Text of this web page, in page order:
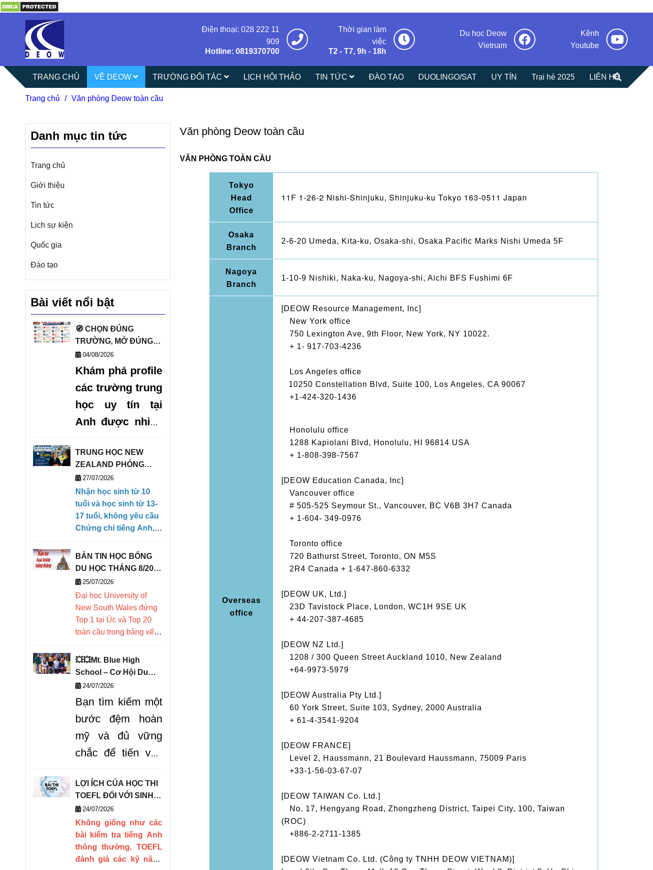
Điện thoại: 028 222 11
909
Hotline: 0819370700
Thời gian làm
việc
T2 - T7, 9h - 18h
Du học Deow
Vietnam
Kênh
Youtube
TRANG CHỦ VỀ DEOW TRƯỜNG ĐỐI TÁC LỊCH HỘI THẢO TIN TỨC ĐÀO TẠO DUOLINGO/SAT UY TÍN Trại hè 2025 LIÊN HỆ
Trang chủ / Văn phòng Deow toàn cầu
Văn phòng Deow toàn cầu
VĂN PHÒNG TOÀN CẦU
Tokyo
Head
Office
11F 1-26-2 Nishi-Shinjuku, Shinjuku-ku Tokyo 163-0511 Japan
Osaka
Branch
2-6-20 Umeda, Kita-ku, Osaka-shi, Osaka Pacific Marks Nishi Umeda 5F
Nagoya
Branch
1-10-9 Nishiki, Naka-ku, Nagoya-shi, Aichi BFS Fushimi 6F
Overseas
office
[DEOW Resource Management, Inc]
New York office
750 Lexington Ave, 9th Floor, New York, NY 10022.
+ 1- 917-703-4236
Los Angeles office
10250 Constellation Blvd, Suite 100, Los Angeles, CA 90067
+1-424-320-1436
Honolulu office
1288 Kapiolani Blvd, Honolulu, HI 96814 USA
+ 1-808-398-7567
[DEOW Education Canada, Inc]
Vancouver office
# 505-525 Seymour St., Vancouver, BC V6B 3H7 Canada
+ 1-604- 349-0976
Toronto office
720 Bathurst Street, Toronto, ON M5S
2R4 Canada + 1-647-860-6332
[DEOW UK, Ltd.]
23D Tavistock Place, London, WC1H 9SE UK
+ 44-207-387-4685
[DEOW NZ Ltd.]
1208 / 300 Queen Street Auckland 1010, New Zealand
+64-9973-5979
[DEOW Australia Pty Ltd.]
60 York Street, Suite 103, Sydney, 2000 Australia
+ 61-4-3541-9204
[DEOW FRANCE]
Level 2, Haussmann, 21 Boulevard Haussmann, 75009 Paris
+33-1-56-03-67-07
[DEOW TAIWAN Co. Ltd.]
No. 17, Hengyang Road, Zhongzheng District, Taipei City, 100, Taiwan
(ROC)
+886-2-2711-1385
[DEOW Vietnam Co. Ltd. (Công ty TNHH DEOW VIETNAM)]
Danh mục tin tức
Trang chủ
Giới thiệu
Tin tức
Lịch sự kiện
Quốc gia
Đào tạo
Bài viết nổi bật
🧭 CHỌN ĐÚNG
TRƯỜNG, MỞ ĐÚNG
TƯƠNG LAI VỚI DANH
SÁCH TRƯỜNG
TRUNG HỌC UY TÍN
TẠI ANH 🧭
04/08/2026
Khám phá profile
các trường trung
học uy tín tại
Anh được nhiều
lựa chọn. Bài
viết tổng hợp
học phí, học
bổng, chương
trình học, ký túc
vào, điểm nổi bật
và cơ hội vào
các trường đại
học danh tiếng
trên thế giới.
TRUNG HỌC NEW
ZEALAND PHỎNG
VẤN HỌC BỔNG TRỰC
TIẾP KỲ THÁNG 1/2027
(28/01/2027- 09/04/2027)
27/07/2026
Nhận học sinh từ 10
tuổi và học sinh từ 13-
17 tuổi, không yêu cầu
Chứng chỉ tiếng Anh,
căn bản để có thể theo
học chương trình
Tiếng Anh tăng cường
điểm trung bình môn
linh hoạt, chào đón học
sinh có thái độ học tập
nghiêm túc.
BẢN TIN HỌC BỔNG
DU HỌC THÁNG 8/2026
- DEOW VIETNAM
25/07/2026
Đại học University of
New South Wales đứng
Top 1 tại Úc và Top 20
toàn cầu trong bảng xếp
thế giới QS, trường
hiện
đang mở ra các
chương trình học bổng
tuyển sinh năm 2027.
💥💥Mt. Blue High
School – Cơ Hội Du
Học Vàng Chinh Phục
THPT Mỹ!
24/07/2026
Bạn tìm kiếm một
bước đệm hoàn
mỹ và đủ vững
chắc để tiến vào
đại học danh tiếng
tại nước Mỹ? Mt.
Blue High School
là "tảng đá vững
chắc"cho bạn
LỢI ÍCH CỦA HỌC THI
TOEFL ĐỐI VỚI SINH
VIÊN DU HỌC
24/07/2026
Không giống như các
bài kiểm tra tiếng Anh
thông thường, TOEFL
đánh giá các kỹ năng